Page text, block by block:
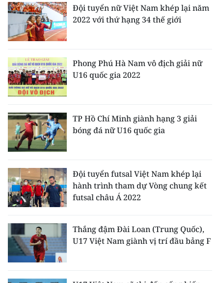
ENGLISH
中文
FRANÇAIS
РУССКИЙ
한국어
Đội tuyển nữ Việt Nam khép lại năm
2022 với thứ hạng 34 thế giới
Phong Phú Hà Nam vô địch giải nữ
U16 quốc gia 2022
TP Hồ Chí Minh giành hạng 3 giải
bóng đá nữ U16 quốc gia
Đội tuyển futsal Việt Nam khép lại
hành trình tham dự Vòng chung kết
futsal châu Á 2022
Thắng đậm Đài Loan (Trung Quốc),
U17 Việt Nam giành vị trí đầu bảng F